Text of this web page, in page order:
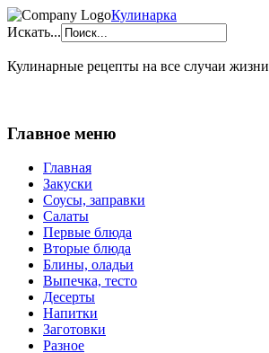
Кулинарка
Искать...
Кулинарные рецепты на все случаи жизни
Главное меню
Главная
Закуски
Соусы, заправки
Салаты
Первые блюда
Вторые блюда
Блины, оладьи
Выпечка, тесто
Десерты
Напитки
Заготовки
Разное